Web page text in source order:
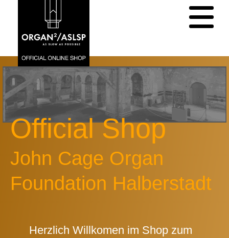
Official Shop
John Cage Organ
Foundation Halberstadt
Herzlich Willkomen im Shop zum